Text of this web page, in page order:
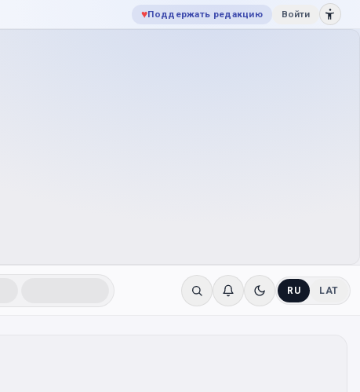
♥Поддержать редакцию Войти
RU LAT